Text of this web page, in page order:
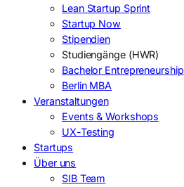
Lean Startup Sprint
Startup Now
Stipendien
Studiengänge (HWR)
Bachelor Entrepreneurship
Berlin MBA
Veranstaltungen
Events & Workshops
UX-Testing
Startups
Über uns
SIB Team